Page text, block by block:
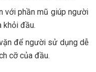
với phần mũ giúp người
khỏi đầu.
để người sử dụng dễ
cỡ của đầu.